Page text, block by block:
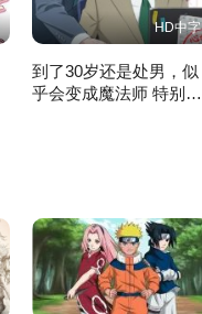
HD中字
到了30岁还是处男，似
乎会变成魔法师 特别编